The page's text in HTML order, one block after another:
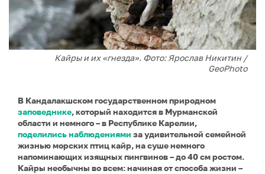
Кайры и их «гнезда». Фото: Ярослав Никитин /
GeoPhoto
В Кандалакшском государственном природном
заповеднике, который находится в Мурманской
области и немного – в Республике Карелии,
поделились наблюдениями за удивительной семейной
жизнью морских птиц кайр, на суше немного
напоминающих изящных пингвинов – до 40 см ростом.
Кайры необычны во всем: начиная от способа жизни –